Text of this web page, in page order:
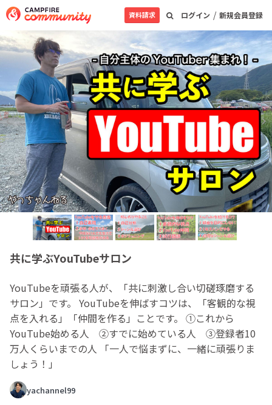
ログイン / 新規会員登録
資料請求
共に学ぶYouTubeサロン
YouTubeを頑張る人が、「共に刺激し合い切磋琢磨する
サロン」です。 YouTubeを伸ばすコツは、「客観的な視
点を入れる」「仲間を作る」ことです。 ①これから
YouTube始める人 ②すでに始めている人 ③登録者10
万人くらいまでの人 「一人で悩まずに、一緒に頑張りま
しょう！」
yachannel99